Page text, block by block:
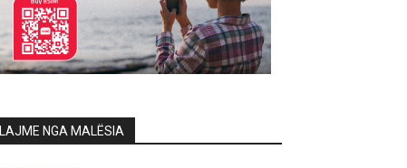
LAJME NGA MALËSIA